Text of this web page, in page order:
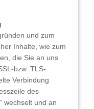
und zum
Inhalte, wie zum
die Sie an uns
bzw. TLS-
Verbindung
des
wechselt und an